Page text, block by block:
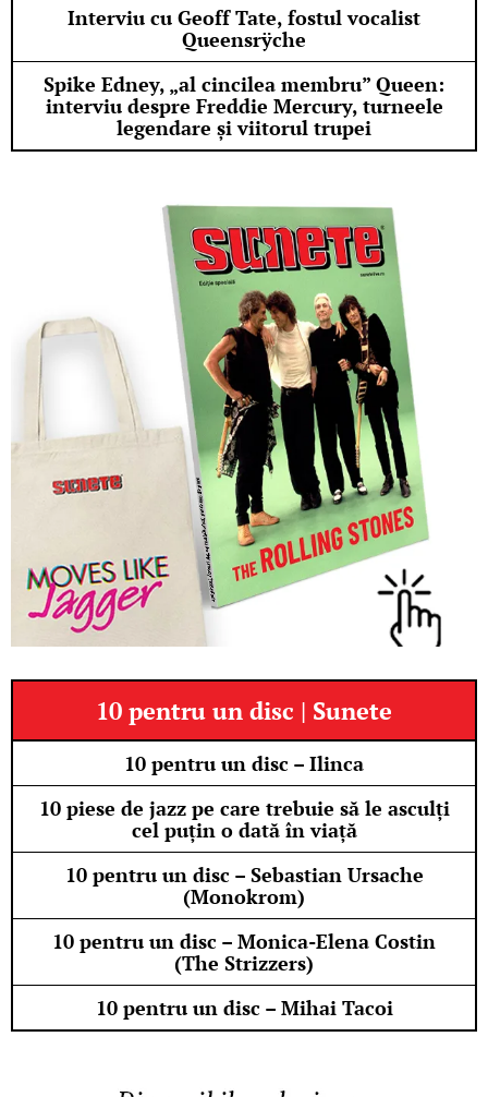
Interviu cu Geoff Tate, fostul vocalist
Queensrÿche
Spike Edney, „al cincilea membru” Queen:
interviu despre Freddie Mercury, turneele
legendare și viitorul trupei
10 pentru un disc | Sunete
10 pentru un disc – Ilinca
10 piese de jazz pe care trebuie să le asculți
cel puțin o dată în viață
10 pentru un disc – Sebastian Ursache
(Monokrom)
10 pentru un disc – Monica-Elena Costin
(The Strizzers)
10 pentru un disc – Mihai Tacoi